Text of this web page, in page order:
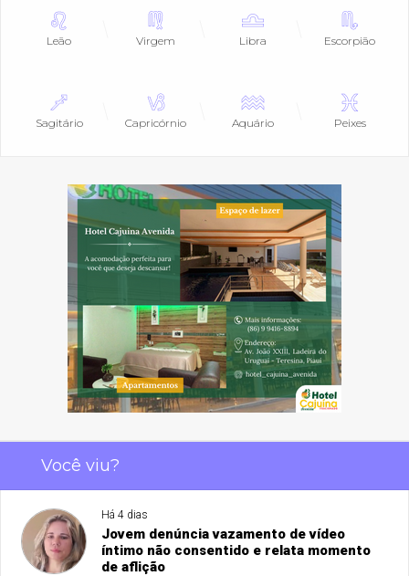
Leão Virgem Libra Escorpião
Sagitário Capricórnio Aquário Peixes
Você viu?
Há 4 dias
Jovem denúncia vazamento de vídeo
íntimo não consentido e relata momento
de aflição